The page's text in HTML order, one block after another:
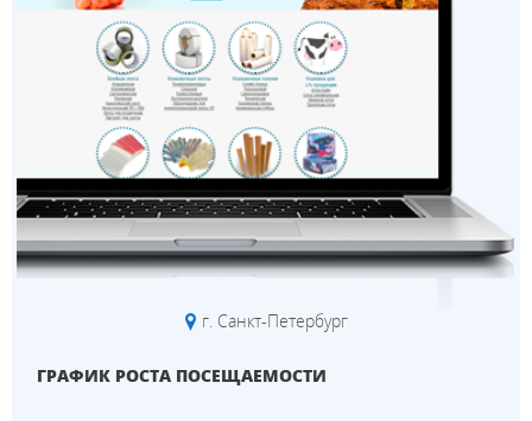
г. Санкт-Петербург
ГРАФИК РОСТА ПОСЕЩАЕМОСТИ